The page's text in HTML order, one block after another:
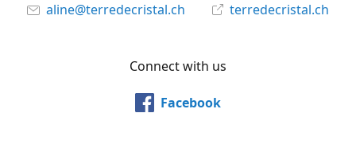
aline@terredecristal.ch
terredecristal.ch
Connect with us
Facebook